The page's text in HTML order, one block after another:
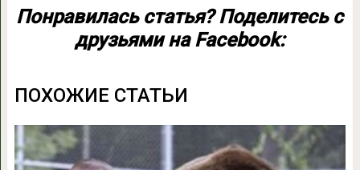
Понравилась статья? Поделитесь с
друзьями на Facebook:
ПОХОЖИЕ СТАТЬИ